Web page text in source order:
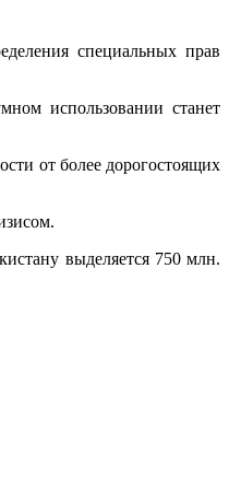
специальных прав
использовании станет
от более дорогостоящих
выделяется 750 млн.